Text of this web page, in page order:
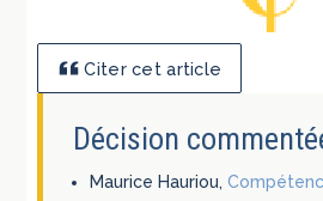
Citer cet article
Décision
Maurice Hauriou,